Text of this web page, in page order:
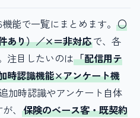
能で一覧にまとめます。 ○
あり）／×＝非対応で、各
注目したいのは「配信用テ
時認識機能×アンケート機
加時認識やアンケート自体
、 保険のベース客・既契約